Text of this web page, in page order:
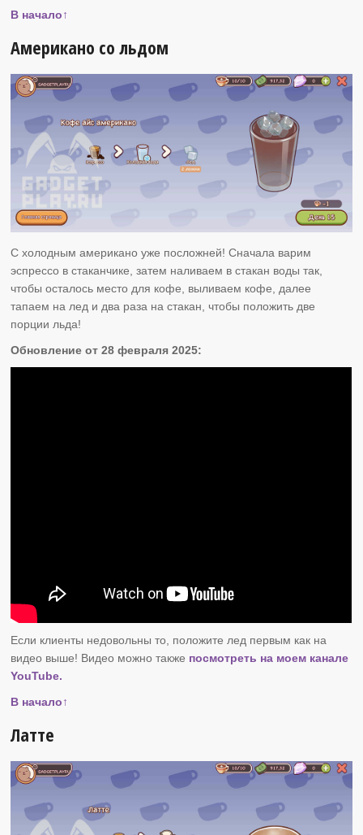
В начало↑
Американо со льдом
С холодным американо уже посложней! Сначала варим
эспрессо в стаканчике, затем наливаем в стакан воды так,
чтобы осталось место для кофе, выливаем кофе, далее
тапаем на лед и два раза на стакан, чтобы положить две
порции льда!
Обновление от 28 февраля 2025:
Если клиенты недовольны то, положите лед первым как на
видео выше! Видео можно также посмотреть на моем канале
YouTube.
В начало↑
Латте